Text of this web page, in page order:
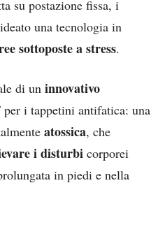
su postazione fissa, i
una tecnologia in
sottoposte a stress.
di un innovativo
per i tappetini antifatica: una
atossica, che
i disturbi corporei
in piedi e nella